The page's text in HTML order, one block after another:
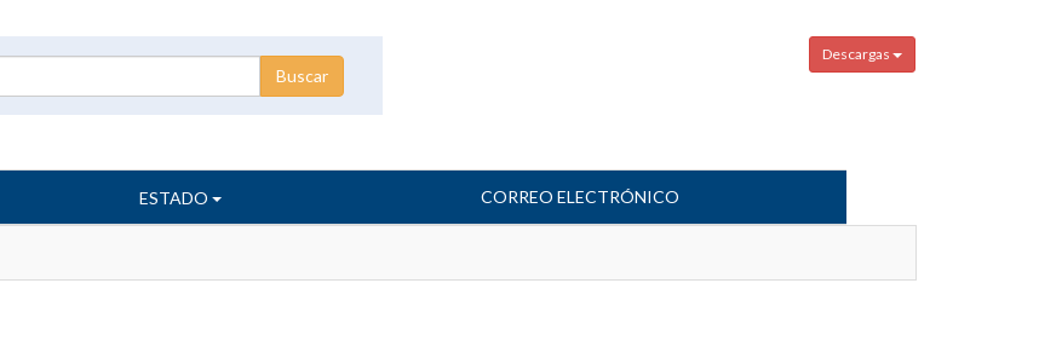
Descargas
ESTADO CORREO ELECTRÓNICO